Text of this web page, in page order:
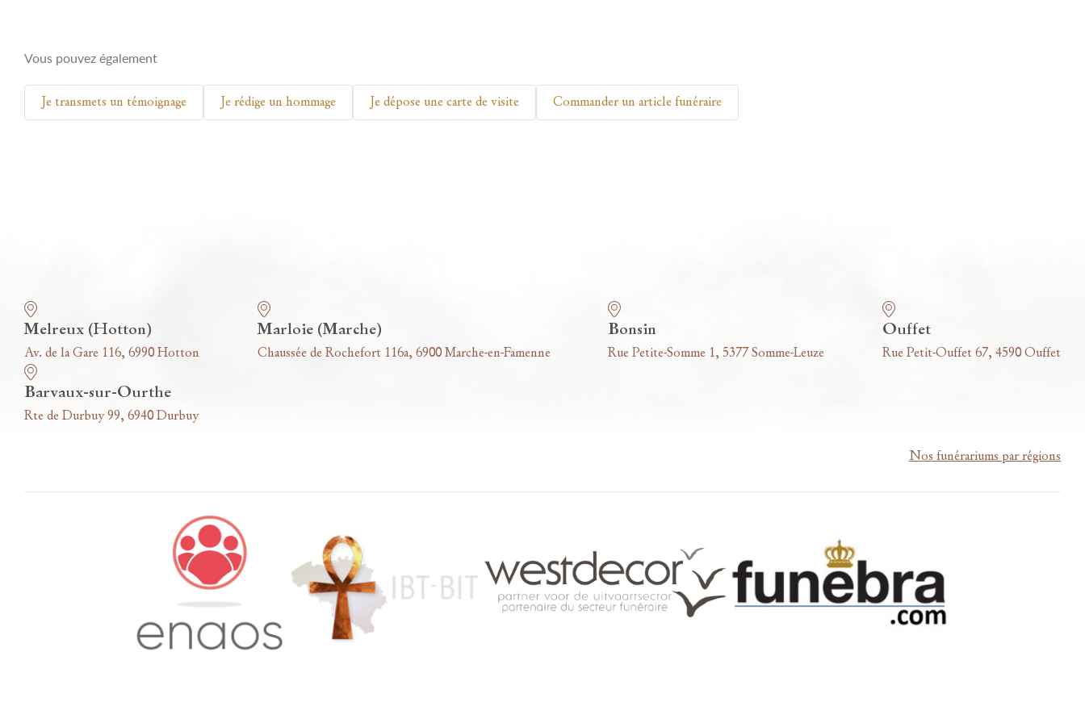
Vous pouvez également
Je transmets un témoignage Je rédige un hommage Je dépose une carte de visite Commander un article funéraire
Melreux (Hotton)
Av. de la Gare 116, 6990 Hotton
Marloie (Marche)
Chaussée de Rochefort 116a, 6900 Marche-en-Famenne
Bonsin
Rue Petite-Somme 1, 5377 Somme-Leuze
Ouffet
Rue Petit-Ouffet 67, 4590 Ouffet
Barvaux-sur-Ourthe
Rte de Durbuy 99, 6940 Durbuy
Nos funérariums par régions